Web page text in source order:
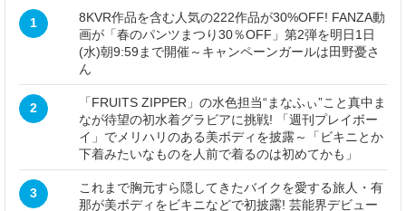
1
8KVR作品を含む人気の222作品が30%OFF! FANZA動
画が「春のパンツまつり30％OFF」第2弾を明日1日
(水)朝9:59まで開催～キャンペーンガールは田野憂さ
ん
2
「FRUITS ZIPPER」の水色担当“まなふぃ”こと真中ま
なが待望の初水着グラビアに挑戦! 「週刊プレイボー
イ」でメリハリのある美ボディを披露～「ビキニとか
下着みたいなものを人前で着るのは初めてかも」
3
これまで胸元すら隠してきたバイクを愛する旅人・有
那が美ボディをビキニなどで初披露! 芸能界デビュー